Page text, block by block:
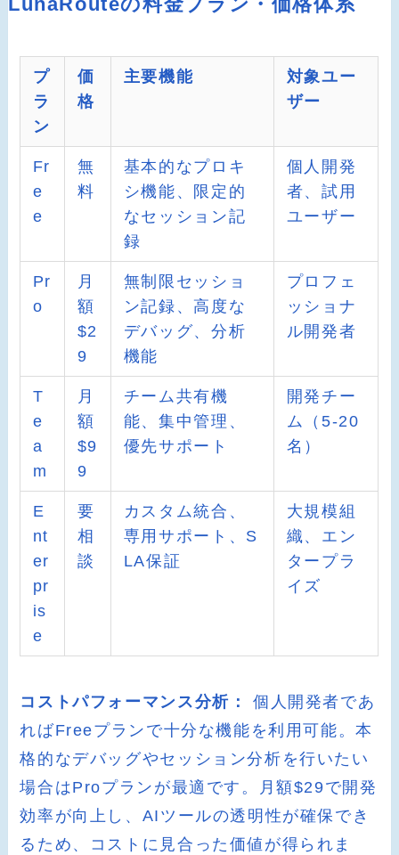
プ
ラ
ン
価
格
主要機能
対象ユー
ザー
Fr
e
e
無
料
基本的なプロキ
シ機能、限定的
なセッション記
録
個人開発
者、試用
ユーザー
Pr
o
月
額
$2
9
無制限セッショ
ン記録、高度な
デバッグ、分析
機能
プロフェ
ッショナ
ル開発者
T
e
a
m
月
額
$9
9
チーム共有機
能、集中管理、
優先サポート
開発チー
ム（5-20
名）
E
nt
er
pr
is
e
要
相
談
カスタム統合、
専用サポート、S
LA保証
大規模組
織、エン
タープラ
イズ
コストパフォーマンス分析：
個人開発者であ
ればFreeプランで十分な機能を利用可能。本
格的なデバッグやセッション分析を行いたい
場合はProプランが最適です。月額$29で開発
効率が向上し、AIツールの透明性が確保でき
るため、コストに見合った価値が得られま